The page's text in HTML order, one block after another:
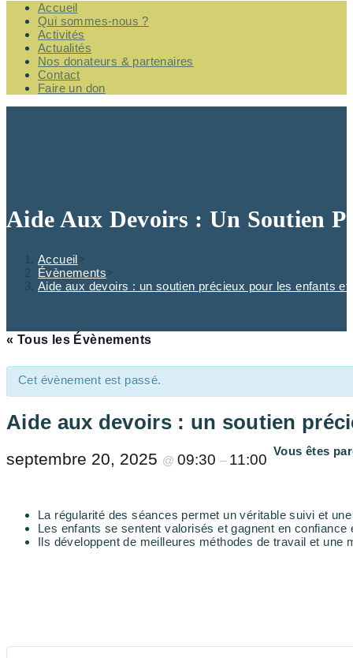
Accueil
Qui sommes-nous ?
Activités
Actualités
Nos donateurs & partenaires
Contact
Faire un don
Aide Aux Devoirs : Un Soutien
Accueil>
Évènements>
Aide aux devoirs : un soutien précieux pour les enfants
« Tous les Évènements
Cet évènement est passé.
Aide aux devoirs : un soutien
septembre 20, 2025 @ 09:30 – 11:00
Vous êtes
La régularité des séances permet un véritable suivi et
Les enfants se sentent valorisés et gagnent en confiance
Ils développent de meilleures méthodes de travail et une